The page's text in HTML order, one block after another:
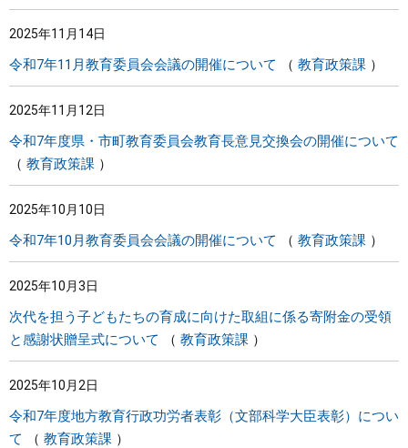
2025年11月14日
令和7年11月教育委員会会議の開催について 教育政策課
2025年11月12日
令和7年度県・市町教育委員会教育長意見交換会の開催について
教育政策課
2025年10月10日
令和7年10月教育委員会会議の開催について 教育政策課
2025年10月3日
次代を担う子どもたちの育成に向けた取組に係る寄附金の受領
と感謝状贈呈式について
教育政策課
2025年10月2日
令和7年度地方教育行政功労者表彰（文部科学大臣表彰）につい
て
教育政策課